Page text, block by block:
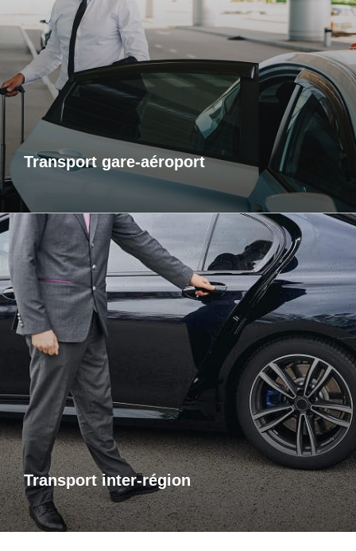
Transport gare-aéroport
Pour vos départs comme pour vos retours, profitez d’un
service de transport fiable et ponctuel vers les gares et
aéroports. Je m’assure que vous arriviez à l’heure, sans
contrainte et dans un confort optimal. Que vous voyagiez
pour affaires ou pour le plaisir, laissez-moi gérer votre trajet
afin que vous puissiez vous concentrer sur l’essentiel : votre
voyage.
Transport inter-région
Transports inter-région
Pour vos trajets longue distance, je vous propose un service
de transport inter-régional fiable et confortable. Que ce soit
pour des raisons personnelles ou professionnelles,
bénéficiez d’un accompagnement adapté à vos besoins,
avec des trajets sûrs et sur mesure.